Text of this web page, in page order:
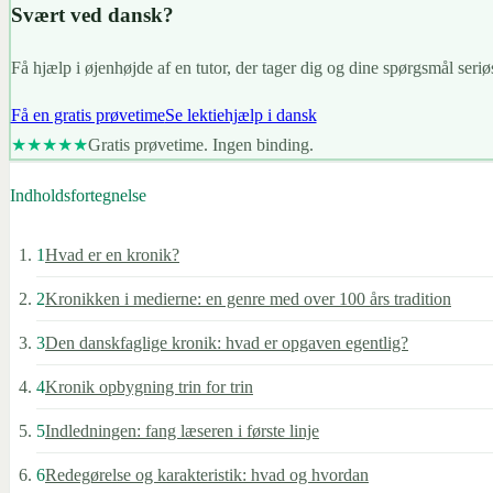
Svært ved dansk?
Få hjælp i øjenhøjde af en tutor, der tager dig og dine spørgsmål
Få en gratis prøvetimeSe lektiehjælp i dansk
★★★★★Gratis prøvetime. Ingen binding.
Indholdsfortegnelse
1Hvad er en kronik?
2Kronikken i medierne: en genre med over 100 års tradition
3Den danskfaglige kronik: hvad er opgaven egentlig?
4Kronik opbygning trin for trin
5Indledningen: fang læseren i første linje
6Redegørelse og karakteristik: hvad og hvordan